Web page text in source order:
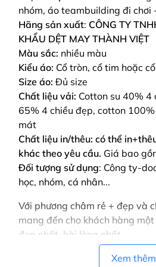
nhóm, áo teambuilding đi chơi
Hãng sản xuất: CÔNG TY
KHẨU DỆT MAY THÀNH VIỆT
Màu sắc: nhiều màu
Kiểu áo: Cổ tròn, cổ tim hoặc
Size áo: Đủ size
Chất liệu vải: Cotton su 40% 4
65% 4 chiều đẹp, cotton
mát
Chất liệu in/thêu: có thể
khác theo yêu cầu. Giá bao
Đối tượng sử dụng: Công ty-
học, nhóm, cá nhân...
Với phương châm rẻ + đẹp và
mang đến cho khách hàng
đẹp nhất, hài lòng nhất
Vui lòng liên hệ để được tưXem thêm